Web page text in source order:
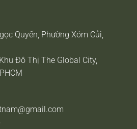
Quyến, Phường Xóm Củi,
Đô Thị The Global City,